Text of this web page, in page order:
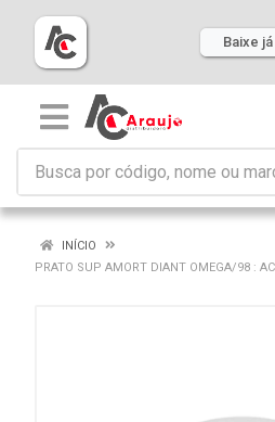
Baixe
INÍCIO
PRATO SUP AMORT DIANT OMEGA/98 :